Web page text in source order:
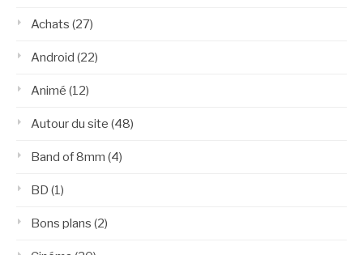
Achats (27)
Android (22)
Animé (12)
Autour du site (48)
Band of 8mm (4)
BD (1)
Bons plans (2)